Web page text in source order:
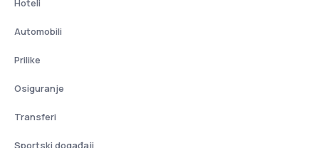
Hoteli
Automobili
Prilike
Osiguranje
Transferi
Sportski događaji